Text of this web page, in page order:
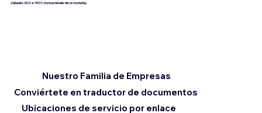
Sábados 9:00 a 18:00 (hora estándar de la montaña)
Conviértete en traductor de documentos
Ubicaciones de servicio por enlace
Nuestro Familia de Empresas